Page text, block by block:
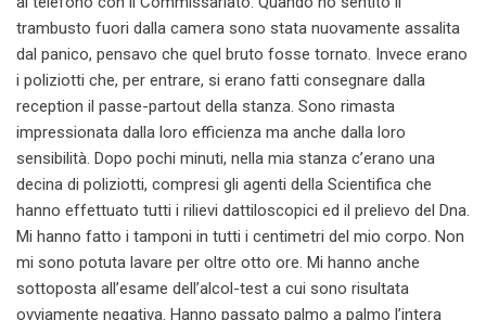
trambusto fuori dalla camera sono stata nuovamente assalita
dal panico, pensavo che quel bruto fosse tornato. Invece erano
i poliziotti che, per entrare, si erano fatti consegnare dalla
reception il passe-partout della stanza. Sono rimasta
impressionata dalla loro efficienza ma anche dalla loro
sensibilità. Dopo pochi minuti, nella mia stanza c’erano una
decina di poliziotti, compresi gli agenti della Scientifica che
hanno effettuato tutti i rilievi dattiloscopici ed il prelievo del Dna.
Mi hanno fatto i tamponi in tutti i centimetri del mio corpo. Non
mi sono potuta lavare per oltre otto ore. Mi hanno anche
sottoposta all’esame dell’alcol-test a cui sono risultata
ovviamente negativa. Hanno passato palmo a palmo l’intera